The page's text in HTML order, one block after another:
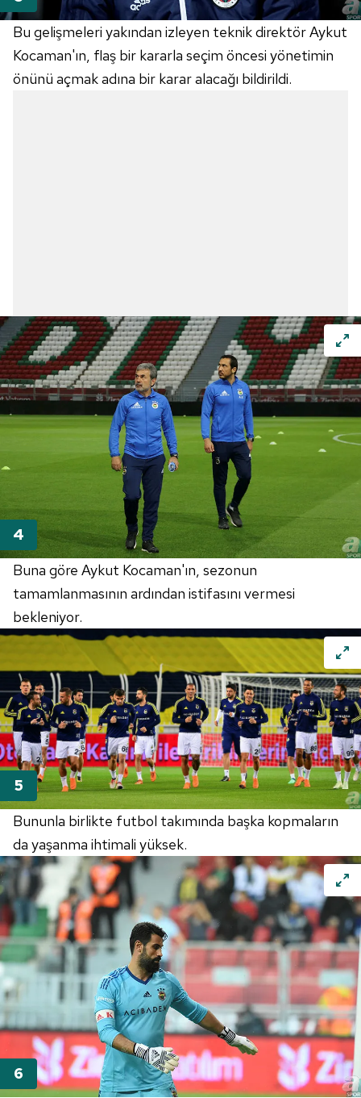
Bu gelişmeleri yakından izleyen teknik direktör Aykut
Kocaman'ın, flaş bir kararla seçim öncesi yönetimin
önünü açmak adına bir karar alacağı bildirildi.
Buna göre Aykut Kocaman'ın, sezonun
tamamlanmasının ardından istifasını vermesi
bekleniyor.
Bununla birlikte futbol takımında başka kopmaların
da yaşanma ihtimali yüksek.